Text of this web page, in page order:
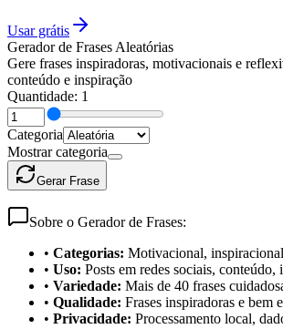
Usar grátis
Gerador de Frases Aleatórias
Gere frases inspiradoras, motivacionais e
conteúdo e inspiração
Quantidade: 1
Categoria
Mostrar categoria
Gerar Frase
Sobre o Gerador de Frases:
• Categorias: Motivacional,
• Uso: Posts em redes sociais, conteúdo,
• Variedade: Mais de 40 frases
• Qualidade: Frases inspiradoras e bem
• Privacidade: Processamento local,